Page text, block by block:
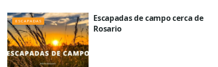
ESCAPADAS
Escapadas de campo cerca de
Rosario